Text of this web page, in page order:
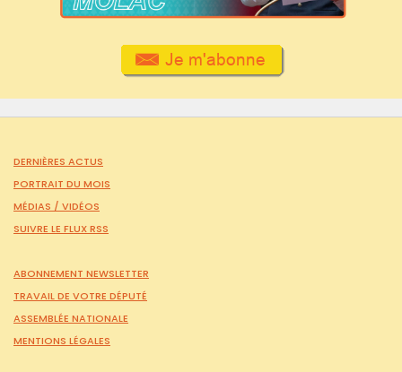
DERNIÈRES ACTUS
PORTRAIT DU MOIS
MÉDIAS / VIDÉOS
SUIVRE LE FLUX RSS
ABONNEMENT NEWSLETTER
TRAVAIL DE VOTRE DÉPUTÉ
ASSEMBLÉE NATIONALE
MENTIONS LÉGALES